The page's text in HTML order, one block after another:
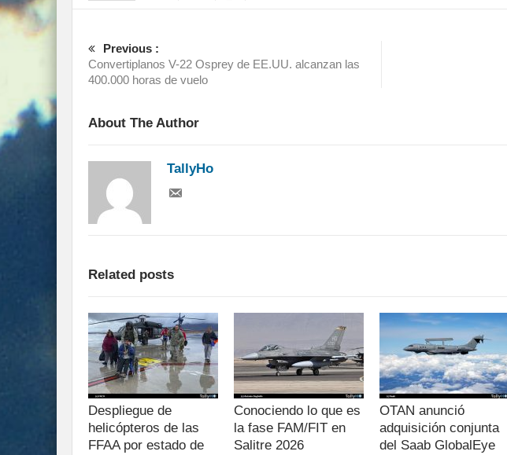
Previous :
Convertiplanos V-22 Osprey de EE.UU. alcanzan las
400.000 horas de vuelo
About The Author
TallyHo
Related posts
Despliegue de
helicópteros de las
FFAA por estado de
Conociendo lo que es
la fase FAM/FIT en
Salitre 2026
OTAN anunció
adquisición conjunta
del Saab GlobalEye